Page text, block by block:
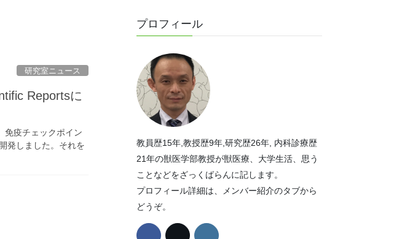
研究室ニュース
Reportsに
免疫チェックポイン
発しました。それを
プロフィール
教員歴15年,教授歴9年,研究歴26年, 内科診療歴
21年の獣医学部教授が獣医療、大学生活、思う
ことなどをざっくばらんに記します。
プロフィール詳細は、メンバー紹介のタブから
どうぞ。